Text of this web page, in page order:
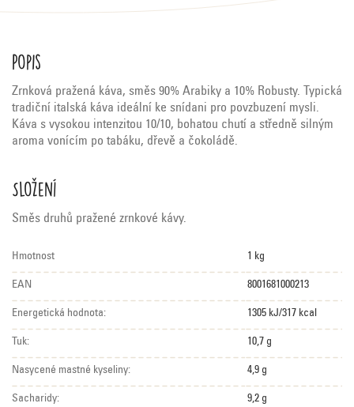
Popis
Zrnková pražená káva, směs 90% Arabiky a 10% Robusty. Typická
tradiční italská káva ideální ke snídani pro povzbuzení mysli.
Káva s vysokou intenzitou 10/10, bohatou chutí a středně silným
aroma vonícím po tabáku, dřevě a čokoládě.
Složení
Směs druhů pražené zrnkové kávy.
Hmotnost 1 kg
EAN 8001681000213
Energetická hodnota: 1305 kJ/317 kcal
Tuk: 10,7 g
Nasycené mastné kyseliny: 4,9 g
Sacharidy: 9,2 g